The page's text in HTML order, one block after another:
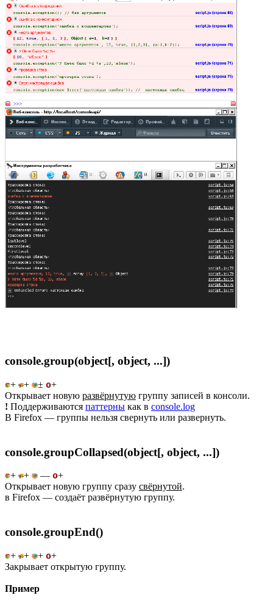
console.group(object[, object, ...])
+ + ±
+
Открывает новую развёрнутую группу записей в консоли.
! Поддерживаются паттерны как в console.log
В Firefox — группы нельзя свернуть или развернуть.
console.groupCollapsed(object[, object, ...])
+ + —
+
Открывает новую группу сразу свёрнутой.
в Firefox — создаёт развёрнутую группу.
console.groupEnd()
+ + +
+
Закрывает открытую группу.
Пример